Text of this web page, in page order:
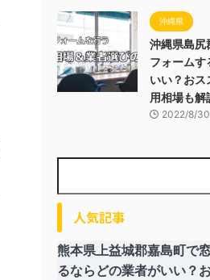
沖縄県
沖縄県島尻
フォームす
いい？お
用相場も解
2022/8/30
人気記事
熊本県上益城郡嘉島町で
るならどの業者がいい？